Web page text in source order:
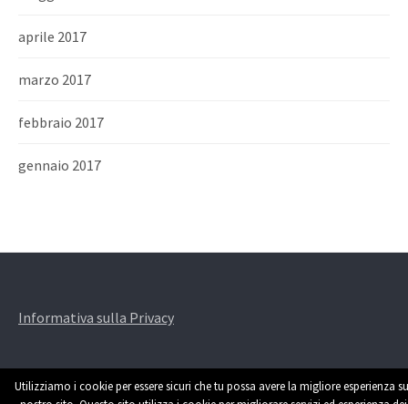
aprile 2017
marzo 2017
febbraio 2017
gennaio 2017
Informativa sulla Privacy
Utilizziamo i cookie per essere sicuri che tu possa avere la migliore esperienza